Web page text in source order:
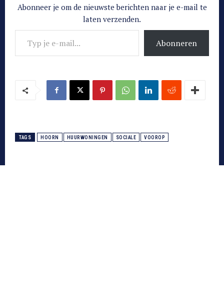
Abonneer je om de nieuwste berichten naar je e-mail te
laten verzenden.
Typ je e-mail...
Abonneren
TAGS HOORN HUURWONINGEN SOCIALE VOOROP